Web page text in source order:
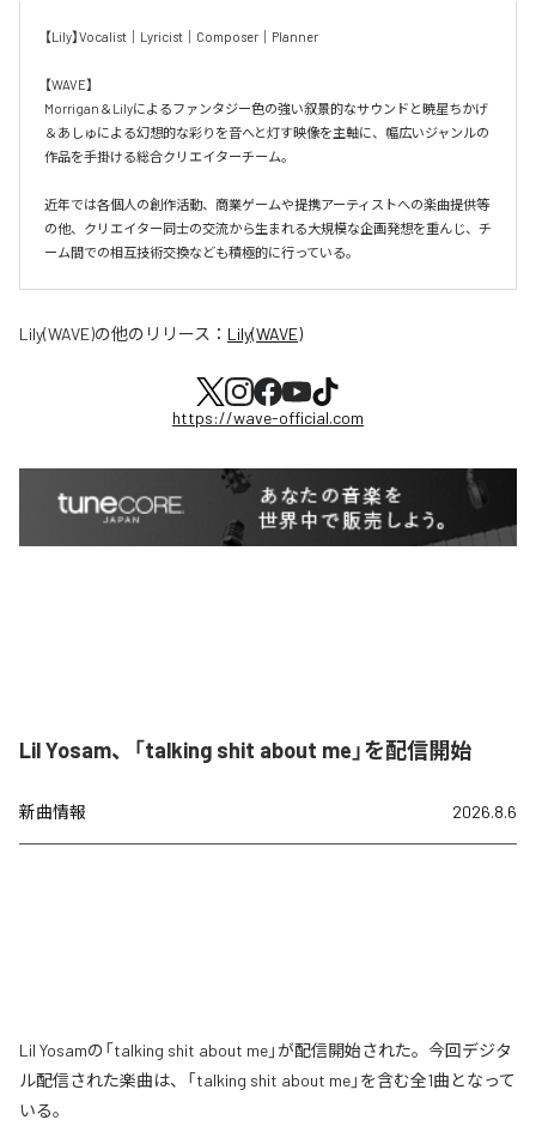
【Lily】Vocalist｜Lyricist｜Composer｜Planner
【WAVE】
Morrigan＆Lilyによるファンタジー色の強い叙景的なサウンドと暁星ちかげ
＆あしゅによる幻想的な彩りを音へと灯す映像を主軸に、幅広いジャンルの
作品を手掛ける総合クリエイターチーム。
近年では各個人の創作活動、商業ゲームや提携アーティストへの楽曲提供等
の他、クリエイター同士の交流から生まれる大規模な企画発想を重んじ、チ
ーム間での相互技術交換なども積極的に行っている。
Lily(WAVE)の他のリリース： Lily(WAVE)
https://wave-official.com
Lil Yosam、「talking shit about me」を配信開始
新曲情報 2026.8.6
Lil Yosamの「talking shit about me」が配信開始された。今回デジタ
ル配信された楽曲は、「talking shit about me」を含む全1曲となって
いる。